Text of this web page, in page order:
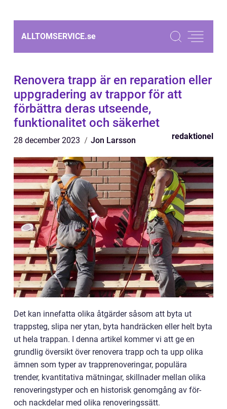
ALLTOMSERVICE.se
Renovera trapp är en reparation eller
uppgradering av trappor för att
förbättra deras utseende,
funktionalitet och säkerhet
28 december 2023 Jon Larsson redaktionel
Det kan innefatta olika åtgärder såsom att byta ut
trappsteg, slipa ner ytan, byta handräcken eller helt byta
ut hela trappan. I denna artikel kommer vi att ge en
grundlig översikt över renovera trapp och ta upp olika
ämnen som typer av trapprenoveringar, populära
trender, kvantitativa mätningar, skillnader mellan olika
renoveringstyper och en historisk genomgång av för-
och nackdelar med olika renoveringssätt.